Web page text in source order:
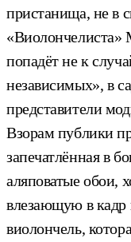
пристанища, не в
«Виолончелиста»
попадёт не к
независимых», в
представители
Взорам публики
запечатлённая в
аляповатые обои,
влезающую в кадр
виолончель,